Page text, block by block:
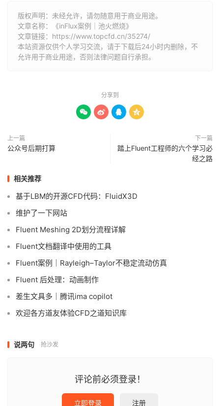
版权声明：未经允许，请勿随意用于商业用途。
文章名称：《inFlux案例｜池火燃烧》
文章链接： https://www.topcfd.cn/35274/
本站资源仅供个人学习交流，请于下载后24小时内删除，不
允许用于商业用途，否则法律问题自行承担。
分享到
   
上一篇
公众号后期打算
下一篇
踏上Fluent工程师的六个学习必
经之路
相关推荐
基于LBM的开源CFD代码：FluidX3D
维护了一下网站
Fluent Meshing 2D划分流程详解
Fluent文档翻译中使用的工具
Fluent案例｜Rayleigh–Taylor不稳定流动仿真
Fluent 后处理：动画制作
差生文具多｜腾讯ima copilot
欢迎各方道友体验CFD之道知识库
说两句 抢沙发
评论前必须登录！
立即登录 注册